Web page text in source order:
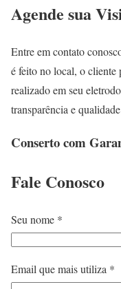
Agende sua
Entre em contato
é feito no local, o cliente
realizado em seu
transparência e
Conserto com
Fale Conosco
Seu nome *
Email que mais utiliza *